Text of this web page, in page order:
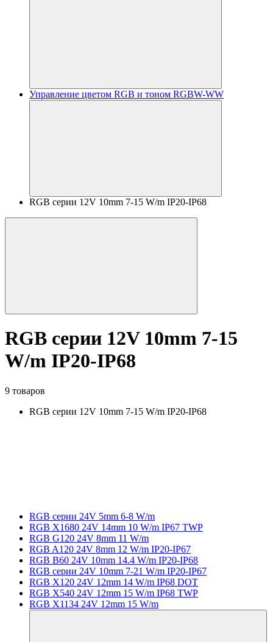
Управление цветом RGB и тоном RGBW-WW
RGB серии 12V 10mm 7-15 W/m IP20-IP68
RGB серии 12V 10mm 7-15
W/m IP20-IP68
9 товаров
RGB серии 12V 10mm 7-15 W/m IP20-IP68
RGB серии 24V 5mm 6-8 W/m
RGB X1680 24V 14mm 10 W/m IP67 TWP
RGB G120 24V 8mm 11 W/m
RGB A120 24V 8mm 12 W/m IP20-IP67
RGB B60 24V 10mm 14.4 W/m IP20-IP68
RGB серии 24V 10mm 7-21 W/m IP20-IP67
RGB X120 24V 12mm 14 W/m IP68 DOT
RGB X540 24V 12mm 15 W/m IP68 TWP
RGB X1134 24V 12mm 15 W/m